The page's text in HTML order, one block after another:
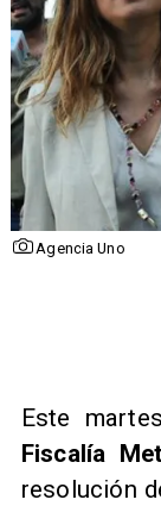
Agencia Uno
​Este
Fiscalía
resolución